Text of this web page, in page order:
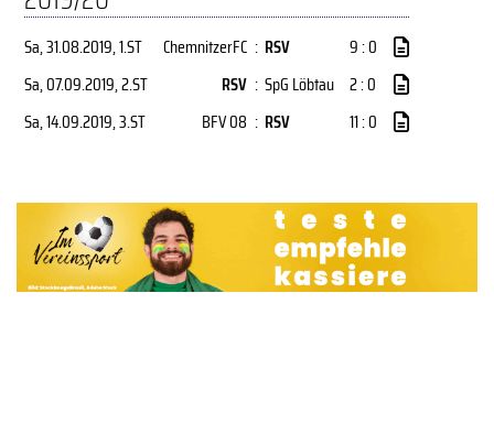
Sa, 31.08.2019, 1.ST ChemnitzerFC : RSV
9 : 0
Sa, 07.09.2019, 2.ST RSV : SpG Löbtau 2 : 0
Sa, 14.09.2019, 3.ST BFV 08 : RSV 11 : 0